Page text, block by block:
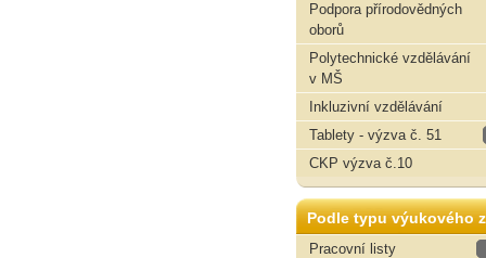
Podpora přírodovědných
oborů
Polytechnické vzdělávání
v MŠ
Inkluzivní vzdělávání
Tablety - výzva č. 51
CKP výzva č.10
Podle typu výukového
Pracovní listy